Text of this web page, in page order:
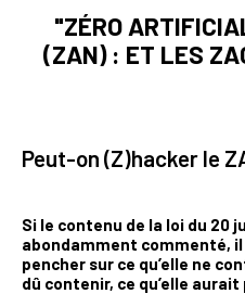
"ZÉRO
(ZAN) : ET LES
Peut-on (Z)hacker le
Si le contenu de la loi du 20
abondamment commenté,
pencher sur ce qu’elle ne
dû contenir, ce qu’elle